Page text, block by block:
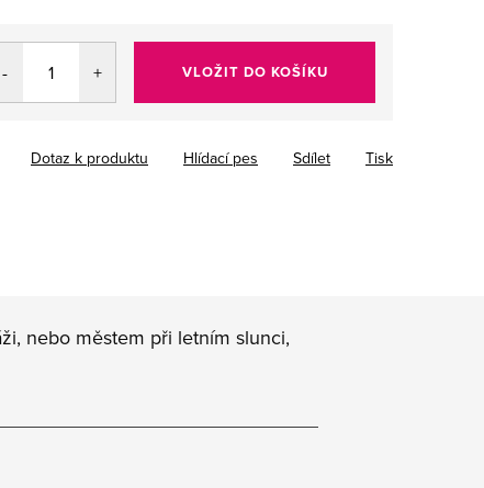
VLOŽIT DO KOŠÍKU
Tisk
Dotaz k produktu Hlídací pes Sdílet
nebo městem při letním slunci,